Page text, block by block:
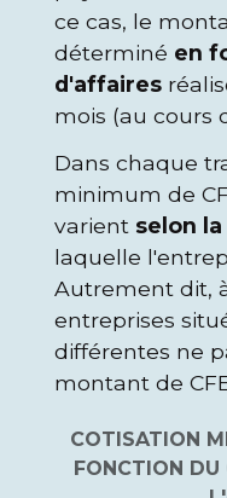
ce cas, le
déterminé en
d'affaires
mois (au cours
Dans chaque
minimum de
varient selon
laquelle
Autrement dit,
entreprises
différentes ne
montant de
COTISATION
FONCTION DU